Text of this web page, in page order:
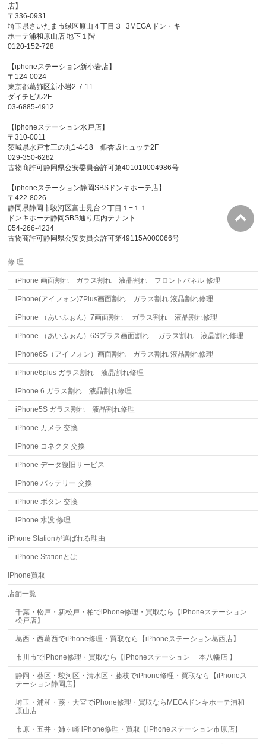
店】
〒336-0931
埼玉県さいたま市緑区原山４丁目３−3MEGA ドン・キ
ホーテ浦和原山店 地下１階
0120-152-728
【iphoneステーション新小岩店】
〒124-0024
東京都葛飾区新小岩2-7-11
ダイチビル2F
03-6885-4912
【iphoneステーション水戸店】
〒310-0011
茨城県水戸市三の丸1-4-18 銀杏坂ヒュッテ2F
029-350-6282
古物商許可静岡県公安委員会許可第401010004986号
【iphoneステーション静岡SBSドンキホーテ店】
〒422-8026
静岡県静岡市駿河区富士見台２丁目１−１１
ドンキホーテ静岡SBS通り店内テナント
054-266-4234
古物商許可静岡県公安委員会許可第49115A000066号
修 理
iPhone 画面割れ ガラス割れ 液晶割れ フロントパネル 修理
iPhone(アイフォン)7Plus画面割れ ガラス割れ 液晶割れ修理
iPhone （あいふぉん）7画面割れ ガラス割れ 液晶割れ修理
iPhone （あいふぉん）6Sプラス画面割れ ガラス割れ 液晶割れ修理
iPhone6S（アイフォン）画面割れ ガラス割れ 液晶割れ修理
iPhone6plus ガラス割れ 液晶割れ修理
iPhone 6 ガラス割れ 液晶割れ修理
iPhone5S ガラス割れ 液晶割れ修理
iPhone カメラ 交換
iPhone コネクタ 交換
iPhone データ復旧サービス
iPhone バッテリー 交換
iPhone ボタン 交換
iPhone 水没 修理
iPhone Stationが選ばれる理由
iPhone Stationとは
iPhone買取
店舗一覧
千葉・松戸・新松戸・柏でiPhone修理・買取なら【iPhoneステーション
松戸店】
葛西・西葛西でiPhone修理・買取なら【iPhoneステーション葛西店】
市川市でiPhone修理・買取なら【iPhoneステーション 本八幡店 】
静岡・葵区・駿河区・清水区・藤枝でiPhone修理・買取なら【iPhoneス
テーション静岡店】
埼玉・浦和・蕨・大宮でiPhone修理・買取ならMEGAドンキホーテ浦和
原山店
市原・五井・姉ヶ崎 iPhone修理・買取【iPhoneステーション市原店】